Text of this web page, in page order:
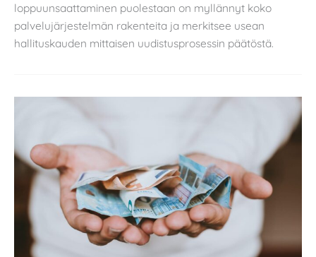
loppuunsaattaminen puolestaan on myllännyt koko
palvelujärjestelmän rakenteita ja merkitsee usean
hallituskauden mittaisen uudistusprosessin päätöstä.